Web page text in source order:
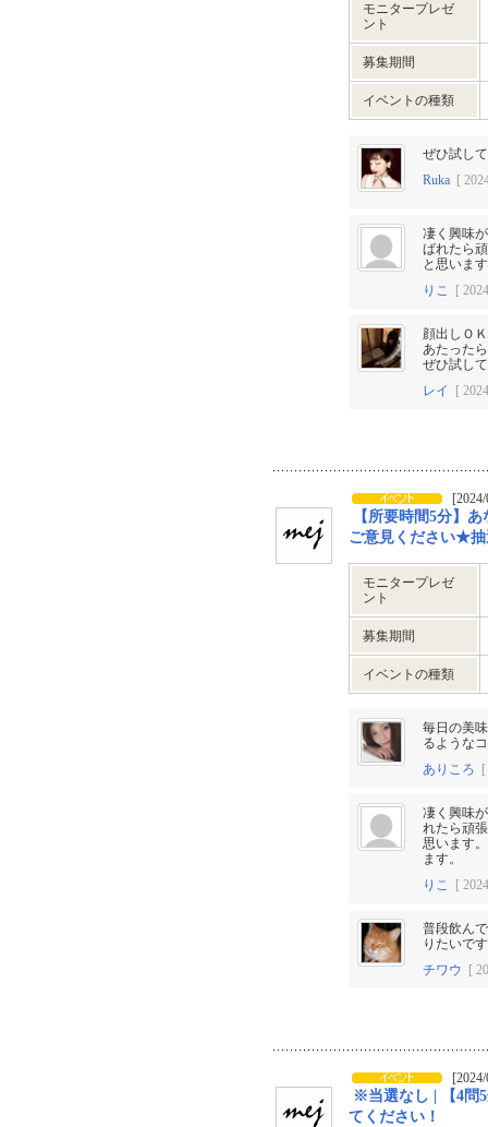
モニタープレゼ
ント
募集期間
イベントの種類
ぜひ試し
Ruka [
凄く興味
ばれたら
と思いま
りこ
[
顔出しＯ
あたった
ぜひ試し
レイ
[
【所要時間5分】
ご意見ください★抽
モニタープレゼ
ント
募集期間
イベントの種類
毎日の美
るような
ありころ
凄く興味
れたら頑
思います
ます。
りこ
[
普段飲ん
りたいで
チワウ [
※当選なし | 【4問
てください！